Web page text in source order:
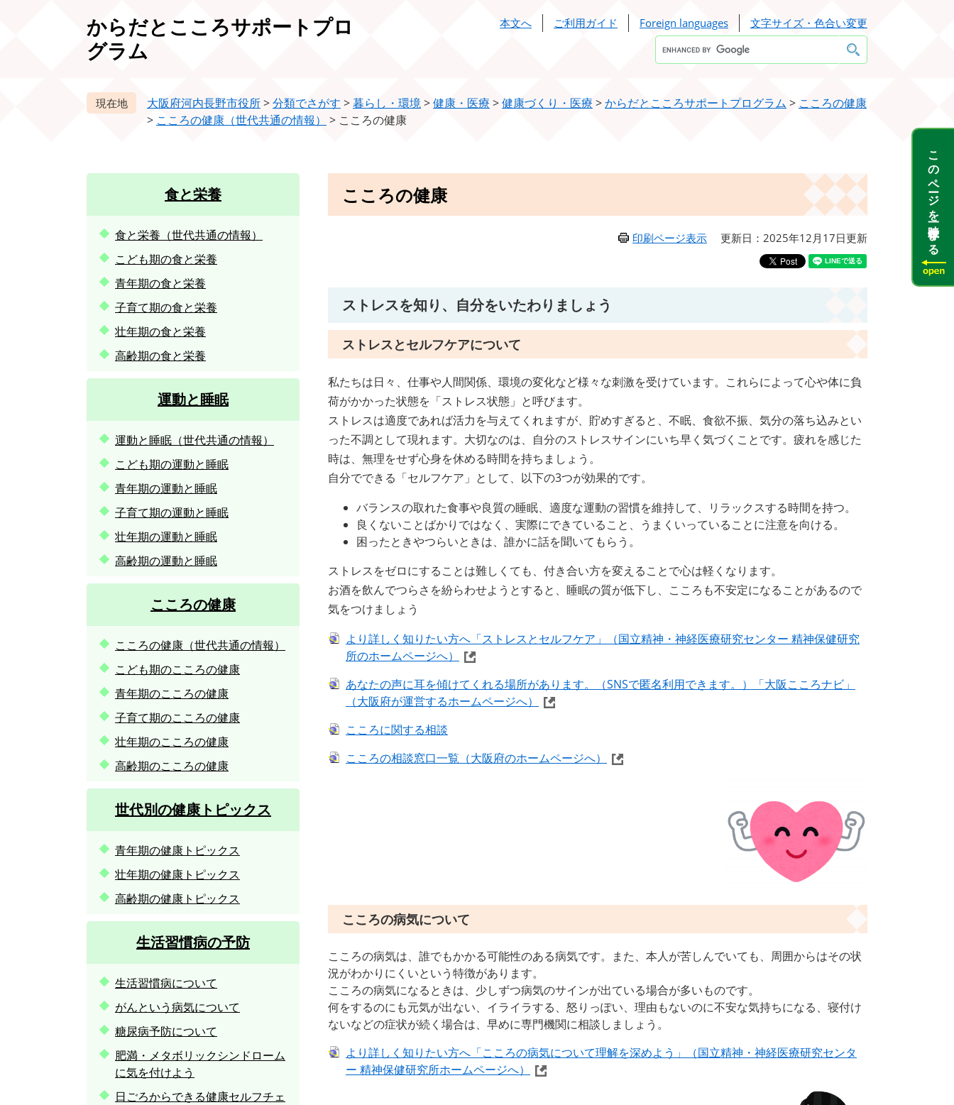
からだとこころサポートプロ
グラム
本文へ ご利用ガイド Foreign languages
文字サイズ・色合い変更
Google
カ
ス
索
大阪府河内長野市役所>分類でさがす >暮らし・環境>健康・医療 >健康づくり・医療 >からだとこころサポートプログラム > こころの健康
> こころの健康（世代共通の情報） > こころの健康
こころの健康
印刷ページ表示 更新日：2025年12月17日更新
ストレスを知り、自分をいたわりましょう
ストレスとセルフケアについて
私たちは日々、仕事や人間関係、環境の変化など様々な刺激を受けています。これらによって心や体に負
荷がかかった状態を「ストレス状態」と呼びます。
ストレスは適度であれば活力を与えてくれますが、貯めすぎると、不眠、食欲不振、気分の落ち込みとい
った不調として現れます。大切なのは、自分のストレスサインにいち早く気づくことです。疲れを感じた
時は、無理をせず心身を休める時間を持ちましょう。
自分でできる「セルフケア」として、以下の3つが効果的です。
バランスの取れた食事や良質の睡眠、適度な運動の習慣を維持して、リラックスする時間を持つ。
良くないことばかりではなく、実際にできていること、うまくいっていることに注意を向ける。
困ったときやつらいときは、誰かに話を聞いてもらう。
ストレスをゼロにすることは難しくても、付き合い方を変えることで心は軽くなります。
お酒を飲んでつらさを紛らわせようとすると、睡眠の質が低下し、こころも不安定になることがあるので
気をつけましょう
より詳しく知りたい方へ「ストレスとセルフケア」（国立精神・神経医療研究センター 精神保健研究
所のホームページへ）
あなたの声に耳を傾けてくれる場所があります。（SNSで匿名利用できます。）「大阪こころナビ」
（大阪府が運営するホームページへ）
こころに関する相談
こころの相談窓口一覧（大阪府のホームページへ）
こころの病気について
こころの病気は、誰でもかかる可能性のある病気です。また、本人が苦しんでいても、周囲からはその状
況がわかりにくいという特徴があります。
こころの病気になるときは、少しずつ病気のサインが出ている場合が多いものです。
何をするのにも元気が出ない、イライラする、怒りっぽい、理由もないのに不安な気持ちになる、寝付け
ないなどの症状が続く場合は、早めに専門機関に相談しましょう。
より詳しく知りたい方へ「こころの病気について理解を深めよう」（国立精神・神経医療研究センタ
ー 精神保健研究所ホームページへ）
食と栄養
食と栄養（世代共通の情報）
こども期の食と栄養
青年期の食と栄養
子育て期の食と栄養
壮年期の食と栄養
高齢期の食と栄養
運動と睡眠
運動と睡眠（世代共通の情報）
こども期の運動と睡眠
青年期の運動と睡眠
子育て期の運動と睡眠
壮年期の運動と睡眠
高齢期の運動と睡眠
こころの健康
こころの健康（世代共通の情報）
こども期のこころの健康
青年期のこころの健康
子育て期のこころの健康
壮年期のこころの健康
高齢期のこころの健康
世代別の健康トピックス
青年期の健康トピックス
壮年期の健康トピックス
高齢期の健康トピックス
生活習慣病の予防
生活習慣病について
がんという病気について
糖尿病予防について
肥満・メタボリックシンドローム
に気を付けよう
日ごろからできる健康セルフチェ
このページを一時保存する